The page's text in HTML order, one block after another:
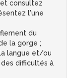
et consultez
l'une
du
la gorge ;
langue et/ou
difficultés à